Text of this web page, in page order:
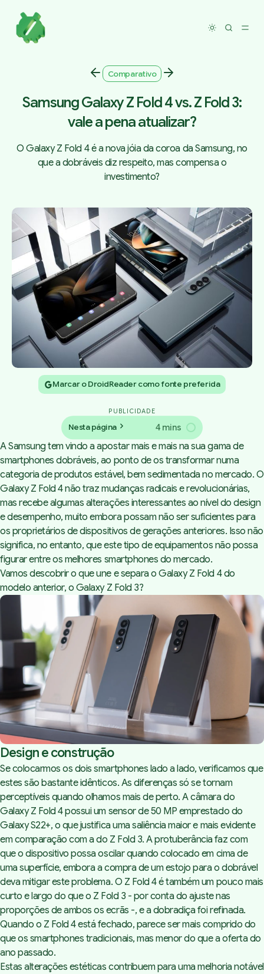
Toggle
Comparativo
Samsung Galaxy Z Fold 4 vs. Z Fold 3:
vale a pena atualizar?
O Galaxy Z Fold 4 é a nova jóia da coroa da Samsung, no
que a dobráveis diz respeito, mas compensa o
investimento?
Marcar o DroidReader como fonte preferida
PUBLICIDADE
Nesta página 4 mins
A Samsung tem vindo a apostar mais e mais na sua gama de
smartphones dobráveis, ao ponto de os transformar numa
categoria de produtos estável, bem sedimentada no mercado. O
Galaxy Z Fold 4 não traz mudanças radicais e revolucionárias,
mas recebe algumas alterações interessantes ao nível do design
e desempenho, muito embora possam não ser suficientes para
os proprietários de dispositivos de gerações anteriores. Isso não
significa, no entanto, que este tipo de equipamentos não possa
figurar entre os melhores smartphones do mercado.
Vamos descobrir o que une e separa o Galaxy Z Fold 4 do
modelo anterior, o Galaxy Z Fold 3?
Design e construção
Se colocarmos os dois smartphones lado a lado, verificamos que
estes são bastante idênticos. As diferenças só se tornam
perceptíveis quando olhamos mais de perto. A câmara do
Galaxy Z Fold 4 possui um sensor de 50 MP emprestado do
Galaxy S22+, o que justifica uma saliência maior e mais evidente
em comparação com a do Z Fold 3. A protuberância faz com
que o dispositivo possa oscilar quando colocado em cima de
uma superfície, embora a compra de um estojo para o dobrável
deva mitigar este problema. O Z Fold 4 é também um pouco mais
curto e largo do que o Z Fold 3 - por conta do ajuste nas
proporções de ambos os ecrãs -, e a dobradiça foi refinada.
Quando o Z Fold 4 está fechado, parece ser mais comprido do
que os smartphones tradicionais, mas menor do que a oferta do
ano passado.
Estas alterações estéticas contribuem para uma melhoria notável